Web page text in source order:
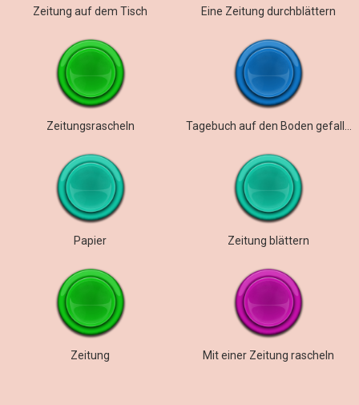
Zeitung auf dem Tisch Eine Zeitung durchblättern
Zeitungsrascheln
Papier Zeitung blättern
Zeitung Mit einer Zeitung rascheln